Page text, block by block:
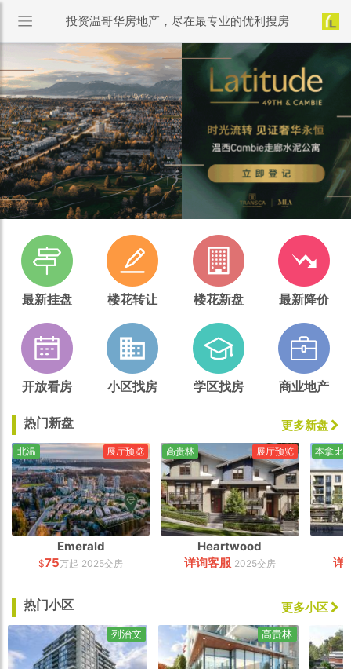
投资温哥华房地产，尽在最专业的优利搜房
最新挂盘 楼花转让 楼花新盘 最新降价
开放看房 小区找房 学区找房 商业地产
热门新盘 更多新盘
Emerald
$75万起 2025交房
北温 展厅预览
Heartwood
详询客服 2025交房
高贵林 展厅预览
详
本拿比
热门小区 更多小区
列治文 高贵林